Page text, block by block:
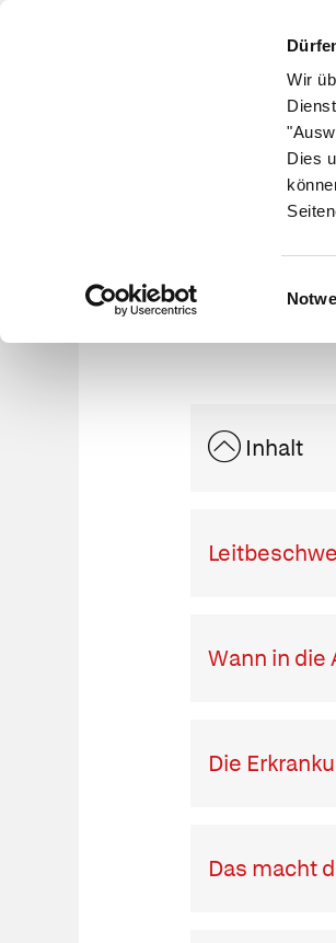
Wir
Dies
Symptome
Inhalt
Wann in die
Die
Das macht